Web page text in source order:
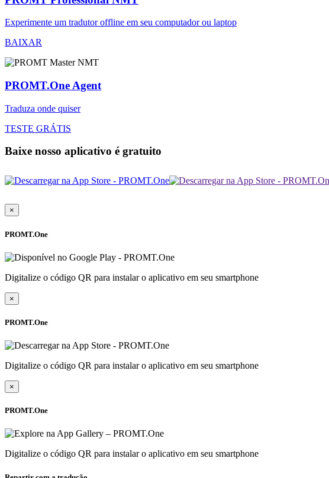
Experimente um tradutor offline em seu computador ou laptop
BAIXAR
PROMT.One Agent
Traduza onde quiser
TESTE GRÁTIS
Baixe nosso aplicativo é gratuito
×
PROMT.One
Digitalize o código QR para instalar o aplicativo em seu smartphone
×
PROMT.One
Digitalize o código QR para instalar o aplicativo em seu smartphone
×
PROMT.One
Digitalize o código QR para instalar o aplicativo em seu smartphone